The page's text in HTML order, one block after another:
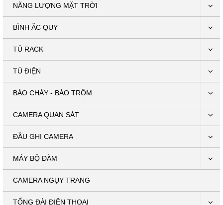
NĂNG LƯỢNG MẶT TRỜI
BÌNH ẮC QUY
TỦ RACK
TỦ ĐIỆN
BÁO CHÁY - BÁO TRỘM
CAMERA QUAN SÁT
ĐẦU GHI CAMERA
MÁY BỘ ĐÀM
CAMERA NGỤY TRANG
TỔNG ĐÀI ĐIỆN THOẠI